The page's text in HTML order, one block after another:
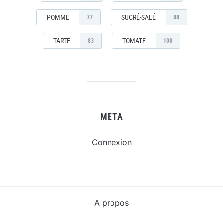
POMME 77 SUCRÉ-SALÉ 88
TARTE 83 TOMATE 108
META
Connexion
A propos